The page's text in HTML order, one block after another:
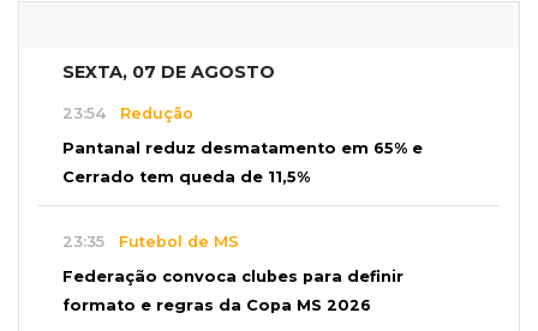
SEXTA, 07 DE AGOSTO
23:54 Redução
Pantanal reduz desmatamento em 65% e
Cerrado tem queda de 11,5%
23:35 Futebol de MS
Federação convoca clubes para definir
formato e regras da Copa MS 2026